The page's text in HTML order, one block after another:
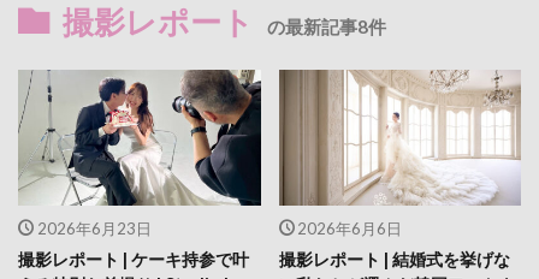
撮影レポート の最新記事8件
2026年6月23日
撮影レポート | ケーキ持参で叶
2026年6月6日
撮影レポート | 結婚式を挙げな